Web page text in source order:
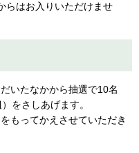
らはお入りいただけませ
いたなかから抽選で10名
をさしあげます。
もってかえさせていただき